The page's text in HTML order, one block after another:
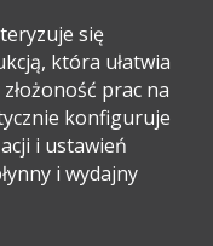
się
która ułatwia
prac na
konfiguruje
i ustawień
i wydajny